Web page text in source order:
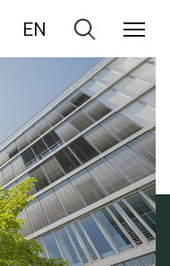
EN
Zur
Suche